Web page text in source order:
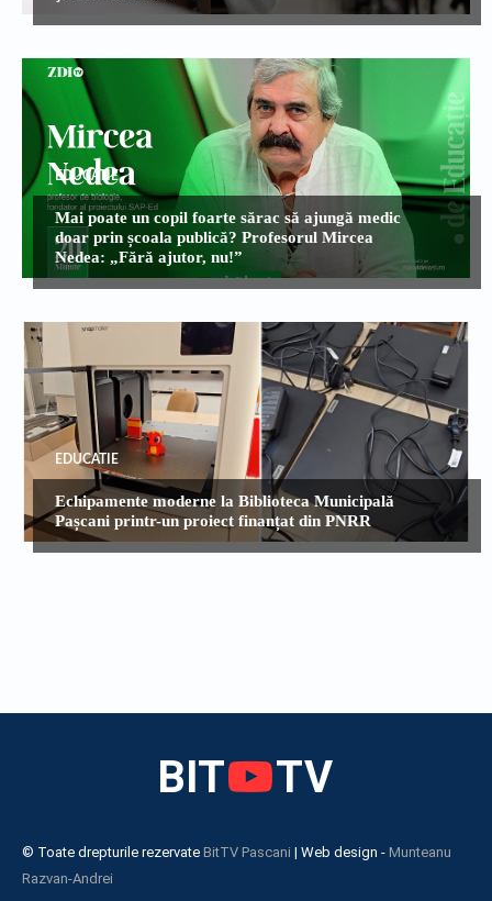
EDUCATIE
Mai poate un copil foarte sărac să ajungă medic
doar prin școala publică? Profesorul Mircea
Nedea: „Fără ajutor, nu!”
EDUCATIE
Echipamente moderne la Biblioteca Municipală
Pașcani printr-un proiect finanțat din PNRR
BIT TV
© Toate drepturile rezervate BitTV Pascani | Web design - Munteanu
Razvan-Andrei